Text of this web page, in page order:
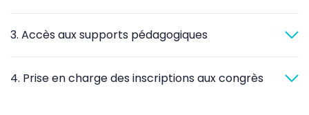
3. Accès aux supports pédagogiques
4. Prise en charge des inscriptions aux congrès